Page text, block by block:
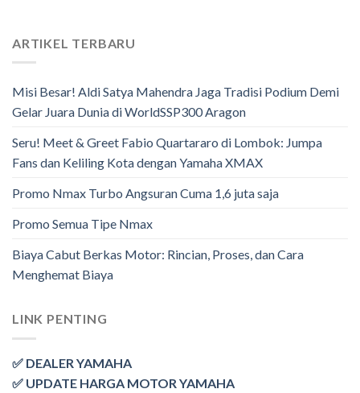
ARTIKEL TERBARU
Misi Besar! Aldi Satya Mahendra Jaga Tradisi Podium Demi
Gelar Juara Dunia di WorldSSP300 Aragon
Seru! Meet & Greet Fabio Quartararo di Lombok: Jumpa
Fans dan Keliling Kota dengan Yamaha XMAX
Promo Nmax Turbo Angsuran Cuma 1,6 juta saja
Promo Semua Tipe Nmax
Biaya Cabut Berkas Motor: Rincian, Proses, dan Cara
Menghemat Biaya
LINK PENTING
✅ DEALER YAMAHA
✅ UPDATE HARGA MOTOR YAMAHA